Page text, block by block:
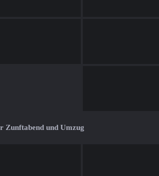
Zunftabend und Umzug